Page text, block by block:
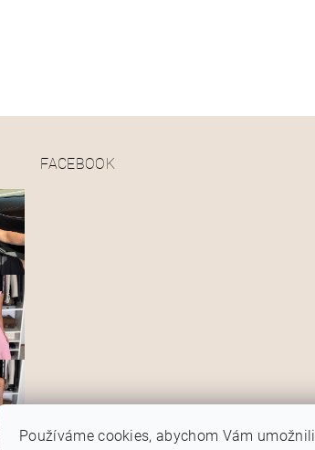
FACEBOOK
Používáme cookies, abychom Vám umožnili